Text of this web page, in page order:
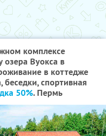
комплексе
озера Вуокса в
в коттедже
спортивная
50%. Пермь